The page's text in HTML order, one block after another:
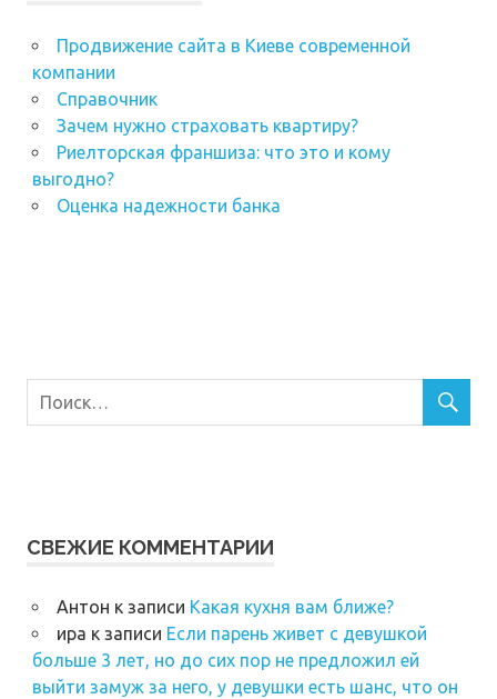
Продвижение сайта в Киеве современной
компании
Справочник
Зачем нужно страховать квартиру?
Риелторская франшиза: что это и кому
выгодно?
Оценка надежности банка
СВЕЖИЕ КОММЕНТАРИИ
Антон к записи Какая кухня вам ближе?
ира к записи Если парень живет с девушкой
больше 3 лет, но до сих пор не предложил ей
выйти замуж за него, у девушки есть шанс, что он